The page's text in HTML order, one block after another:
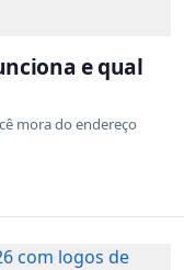
e qual
mora do endereço